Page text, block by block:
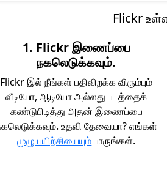
Flickr
1. Flickr இணைப்பை
நகலெடுக்கவும்.
Flickr இல் நீங்கள் பதிவிறக்க விரும்பும்
வீடியோ, ஆடியோ அல்லது படத்தைக்
கண்டுபிடித்து அதன் இணைப்பை
உதவி தேவையா? எங்கள்
முழு பயிற்சியையும்பாருங்கள்.